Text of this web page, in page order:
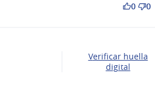
0 0
Verificar huella
digital